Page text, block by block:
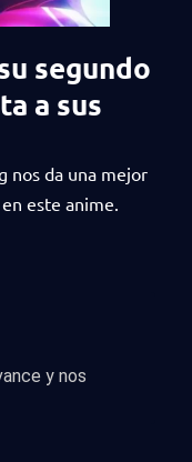
segundo
a sus
nos da una mejor
este anime.
y nos